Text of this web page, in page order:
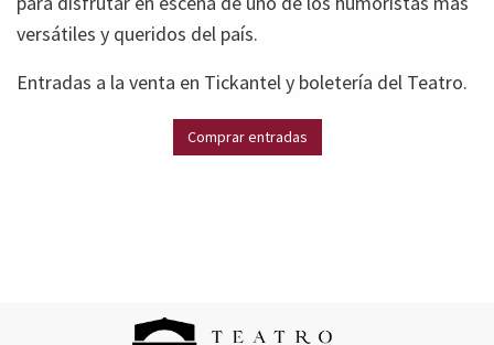
versátiles y queridos del país.
Entradas a la venta en Tickantel y boletería del Teatro.
Comprar entradas